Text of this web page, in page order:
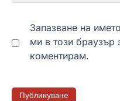
Запазване на
ми в този браузър
коментирам.